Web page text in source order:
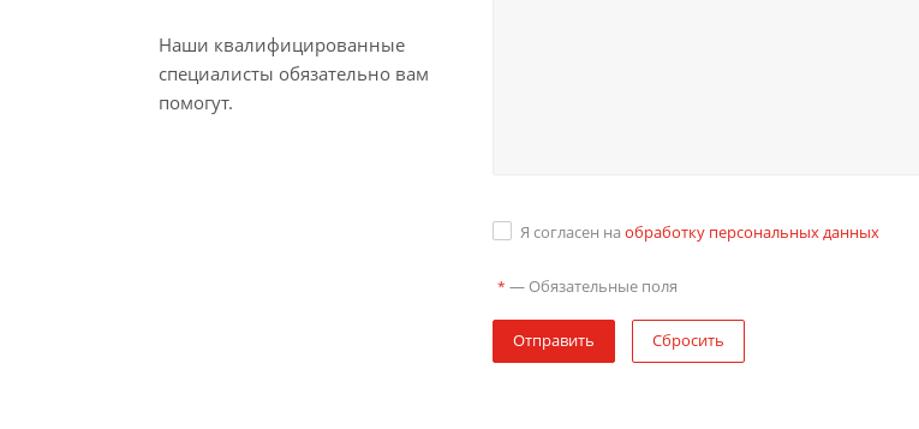
Наши квалифицированные
специалисты обязательно вам
помогут.
Я согласен на обработку персональных данных
* — Обязательные поля
Отправить Сбросить